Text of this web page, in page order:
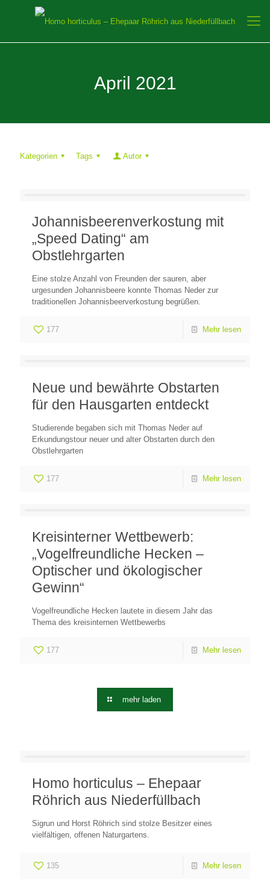
April 2021
Kategorien Tags Autor
Johannisbeerenverkostung mit
„Speed Dating“ am
Obstlehrgarten
Eine stolze Anzahl von Freunden der sauren, aber
urgesunden Johannisbeere konnte Thomas Neder zur
traditionellen Johannisbeerverkostung begrüßen.
177 Mehr lesen
Neue und bewährte Obstarten
für den Hausgarten entdeckt
Studierende begaben sich mit Thomas Neder auf
Erkundungstour neuer und alter Obstarten durch den
Obstlehrgarten
177 Mehr lesen
Kreisinterner Wettbewerb:
„Vogelfreundliche Hecken –
Optischer und ökologischer
Gewinn“
Vogelfreundliche Hecken lautete in diesem Jahr das
Thema des kreisinternen Wettbewerbs
177 Mehr lesen
mehr laden
Homo horticulus – Ehepaar
Röhrich aus Niederfüllbach
Sigrun und Horst Röhrich sind stolze Besitzer eines
vielfältigen, offenen Naturgartens.
135 Mehr lesen